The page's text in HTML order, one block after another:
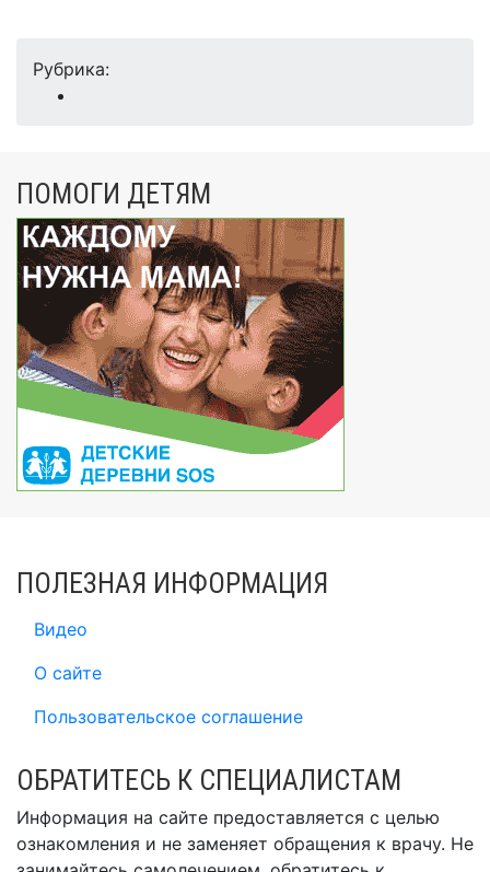
Рубрика:
ПОМОГИ ДЕТЯМ
ПОЛЕЗНАЯ ИНФОРМАЦИЯ
Видео
О сайте
Пользовательское соглашение
ОБРАТИТЕСЬ К СПЕЦИАЛИСТАМ
Информация на сайте предоставляется с целью
ознакомления и не заменяет обращения к врачу. Не